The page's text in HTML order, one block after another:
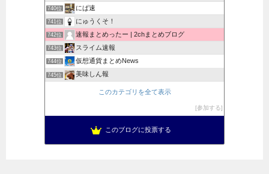
740位 にぱ速
741位 にゅうくそ！
742位 速報まとめったー | 2chまとめブログ
743位 スライム速報
744位 仮想通貨まとめNews
745位 美味しん報
きなこの徒然紀行
このカテゴリを全て表示
参加する
このブログに投票する